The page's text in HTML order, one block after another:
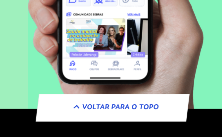
VOLTAR PARA O TOPO